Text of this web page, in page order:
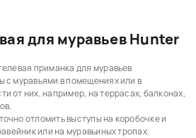
для муравьев Hunter
приманка для муравьев
с муравьями в помещениях или в
от них, например, на террасах, балконах,
отломить выступы на коробочке и
или на муравьиных тропах.